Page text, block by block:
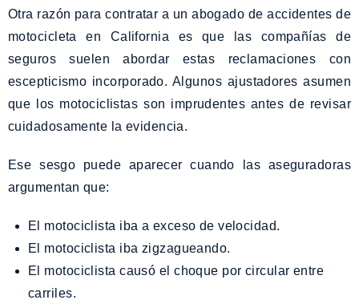
Otra razón para contratar a un abogado de accidentes de
motocicleta en California es que las compañías de
seguros suelen abordar estas reclamaciones con
escepticismo incorporado. Algunos ajustadores asumen
que los motociclistas son imprudentes antes de revisar
cuidadosamente la evidencia.
Ese sesgo puede aparecer cuando las aseguradoras
argumentan que:
El motociclista iba a exceso de velocidad.
El motociclista iba zigzagueando.
El motociclista causó el choque por circular entre
carriles.